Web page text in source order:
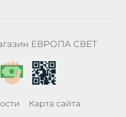
ЕВРОПА СВЕТ
Карта сайта